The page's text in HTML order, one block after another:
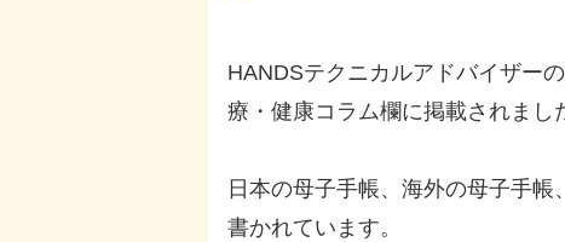
HANDSテクニカルアドバイザー
療・健康コラム欄に掲載されまし
日本の母子手帳、海外の母子手
書かれています。